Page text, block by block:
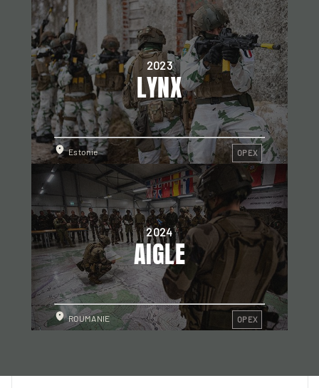
2023
LYNX
Estonie OPEX
2024
AIGLE
ROUMANIE OPEX